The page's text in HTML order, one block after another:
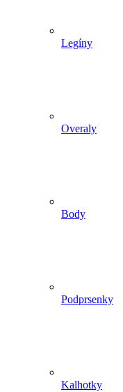
Legíny
Overaly
Body
Podprsenky
Kalhotky